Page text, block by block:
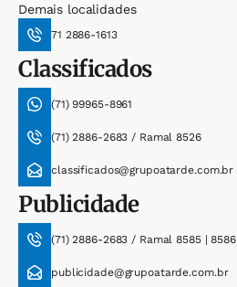
Demais localidades
71 2886-1613
Classificados
(71) 99965-8961
(71) 2886-2683 / Ramal 8526
classificados@grupoatarde.com.br
Publicidade
(71) 2886-2683 / Ramal 8585 | 8586
publicidade@grupoatarde.com.br